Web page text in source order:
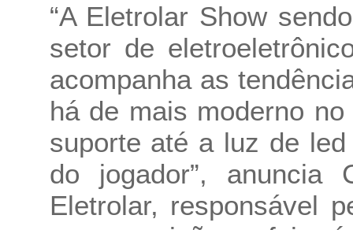
“A Eletrolar Show
setor de
acompanha as
há de mais moderno
suporte até a luz de
do jogador”, anuncia
Eletrolar, responsável